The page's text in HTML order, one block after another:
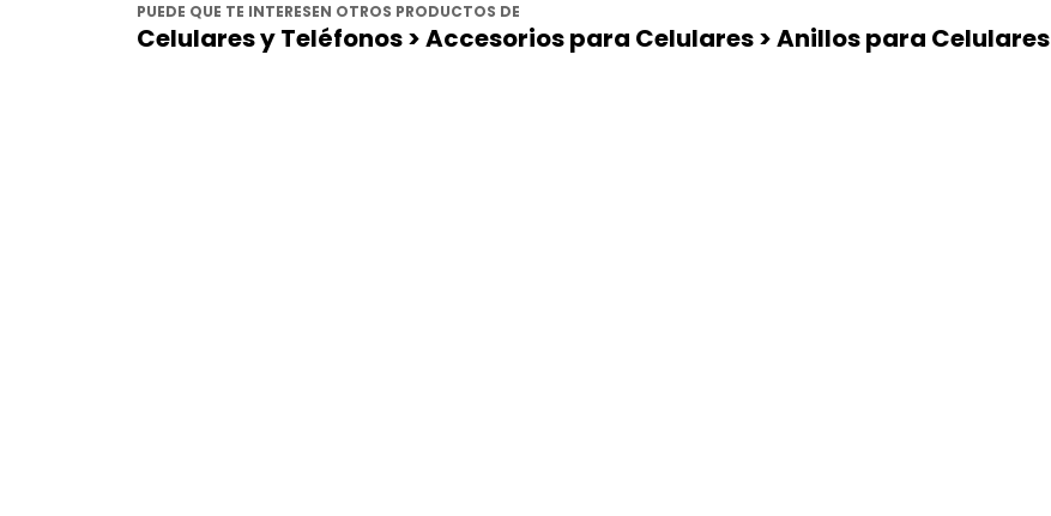
PUEDE QUE TE INTERESEN OTROS PRODUCTOS DE
Celulares y Teléfonos > Accesorios para Celulares > Anillos para Celulares